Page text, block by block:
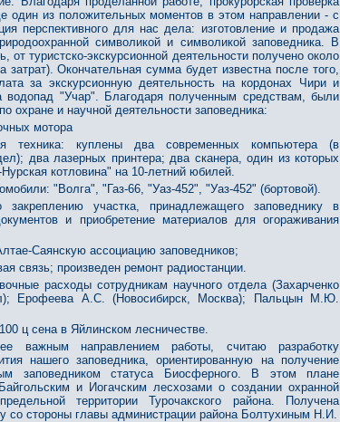
один из положительных моментов в этом направлении - с
перспективного для нас дела: изготовление и продажа
символикой и символикой заповедника. В
от туристско-экскурсионной деятельности получено около
затрат). Окончательная сумма будет известна после того,
за экскурсионную деятельность на кордонах Чири и
"Учар". Благодаря полученным средствам, были
охране и научной деятельности заповедника:
мотора
техника: куплены два современных компьютера (в
два лазерных принтера; два сканера, один из которых
котловина" на 10-летний юбилей.
"Волга", "Газ-66, "Уаз-452", "Уаз-452" (бортовой).
участка, принадлежащего заповеднику в
и приобретение материалов для огораживания
Саянскую ассоциацию заповедников;
связь; произведен ремонт радиостанции.
расходы сотрудникам научного отдела (Захарченко
Ерофеева А.С. (Новосибирск, Москва); Пальцын М.Ю.
ц сена в Яйлинском лесничестве.
важным направлением работы, считаю разработку
нашего заповедника, ориентированную на получение
заповедником статуса Биосферного. В этом плане
и Иогачским лесхозами о создании охранной
территории Турочакского района. Получена
со стороны главы администрации района Болтухиным Н.И.